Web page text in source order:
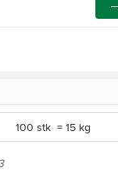
100 stk = 15 kg